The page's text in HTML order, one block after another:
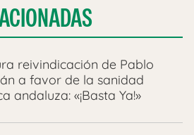
reivindicación de Pablo
a favor de la sanidad
andaluza: «¡Basta Ya!»